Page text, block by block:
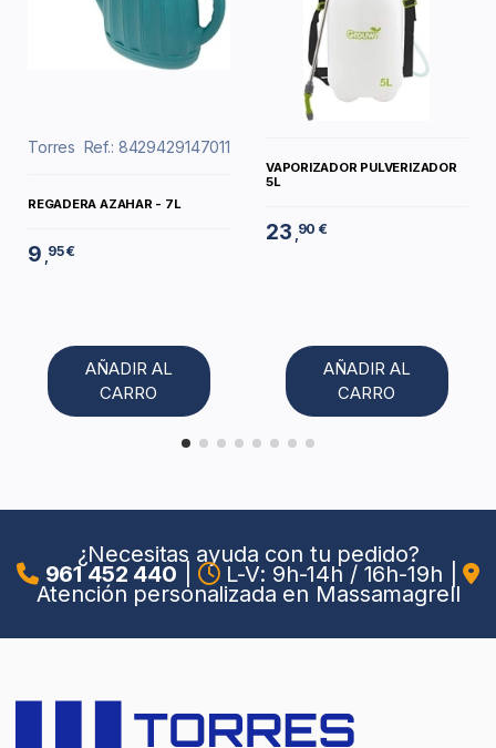
Torres Ref.: 8429429147011
REGADERA AZAHAR - 7L
9 95 €
AÑADIR AL
CARRO
VAPORIZADOR PULVERIZADOR
5L
23 90 €
AÑADIR AL
CARRO
¿Necesitas ayuda con tu pedido?
961 452 440 L-V: 9h-14h / 16h-19h
Atención personalizada en Massamagrell